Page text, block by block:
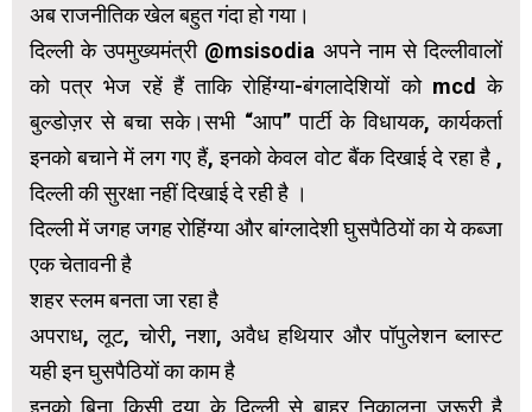
अब राजनीतिक खेल बहुत गंदा हो गया।
दिल्ली के उपमुख्यमंत्री @msisodia अपने नाम से दिल्लीवालों
को पत्र भेज रहें हैं ताकि रोहिंग्या-बंगलादेशियों को mcd के
बुल्डोज़र से बचा सके।सभी “आप” पार्टी के विधायक, कार्यकर्ता
इनको बचाने में लग गए हैं, इनको केवल वोट बैंक दिखाई दे रहा है ,
दिल्ली की सुरक्षा नहीं दिखाई दे रही है ।
दिल्ली में जगह जगह रोहिंग्या और बांग्लादेशी घुसपैठियों का ये कब्जा
एक चेतावनी है
शहर स्लम बनता जा रहा है
अपराध, लूट, चोरी, नशा, अवैध हथियार और पॉपुलेशन ब्लास्ट
यही इन घुसपैठियों का काम है
इनको बिना किसी दया के दिल्ली से बाहर निकालना जरूरी है